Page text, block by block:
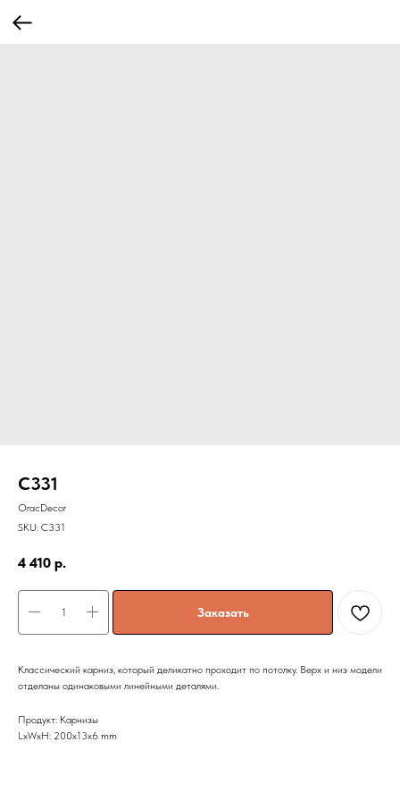
C331
OracDecor
SKU: C331
4 410 р.
Заказать
Классический карниз, который деликатно проходит по потолку. Верх и низ модели
отделаны одинаковыми линейными деталями.
Продукт: Карнизы
LxWxH: 200x13x6 mm